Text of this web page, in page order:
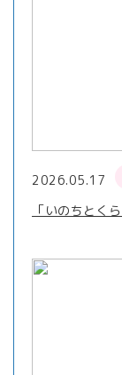
2026.05.17
「いのちとく